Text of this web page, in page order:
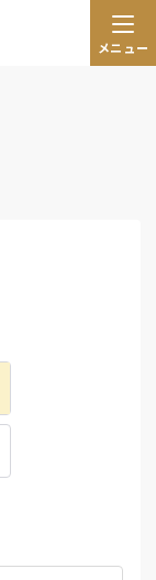
メニュー